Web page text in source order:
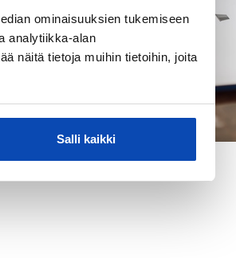
ominaisuuksien tukemiseen
analytiikka-alan
näitä tietoja muihin tietoihin, joita
Salli kaikki